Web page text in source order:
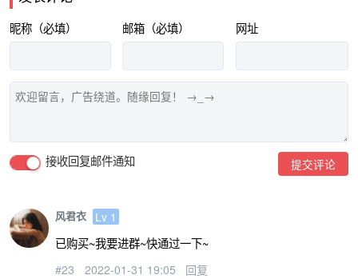
昵称（必填） 邮箱（必填） 网址
接收回复邮件通知 提交评论
风君衣 Lv 1
已购买~我要进群~快通过一下~
#23 2022-01-31 19:05 回复